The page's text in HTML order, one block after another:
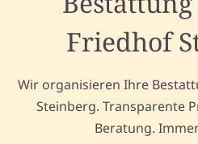
Friedhof
Wir organisieren Ihre
Steinberg. Transparente
Beratung.